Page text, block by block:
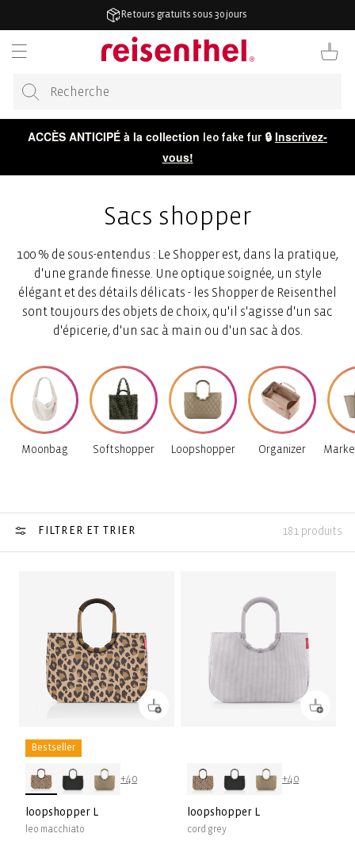
4,7/5 sur plus de 50 000 avis
Panier
ACCÈS ANTICIPÉ à la collection leo fake fur 🔒 Inscrivez-
vous!
Sacs shopper
100 % de sous-entendus : Le Shopper est, dans la pratique,
d'une grande finesse. Une optique soignée, un style
élégant et des détails délicats - les Shopper de Reisenthel
sont toujours des objets de choix, qu'il s'agisse d'un sac
d'épicerie, d'un sac à main ou d'un sac à dos.
Moonbag Softshopper Loopshopper Organizer
FILTRER ET TRIER 181 produits
Bestseller
+40
loopshopper L
leo macchiato
+40
loopshopper L
cord grey